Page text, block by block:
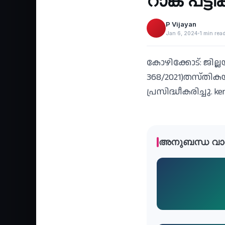
P Vijayan
Jan 6, 2024 1 min read
കോഴിക്കോട്:
368/
പ്രസിദ്ധീകരിച്ചു.
അനുബന്ധ